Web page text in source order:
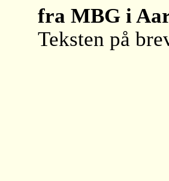
fra MBG i
Teksten på